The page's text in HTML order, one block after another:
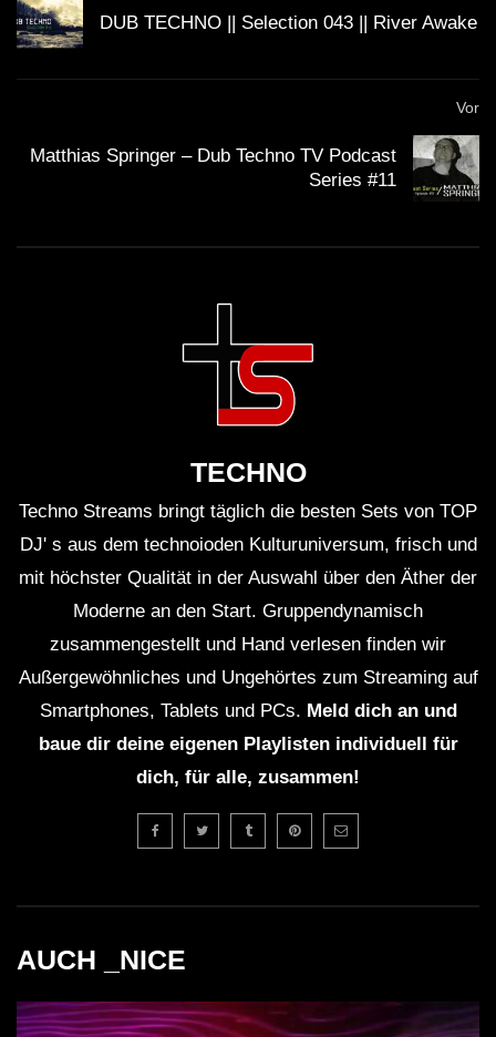
Groove Dub Techno Mix #9 | A Quiet
Spot in A Loud Room
Series #7
Dub Techno || Selection 076 ||
Retrofitted Future
By Klaüs.
Dub and Down tempo mix – BUMANI –
Muzaikfm 035
Dub Techno live jamming, rehearsal
14th October
ION – Dub Techno TV Podcast Series
#8 [2021]
DUB TECHNO || Selection 013 ||
DUB TECHNO || Selection 043 || River Awake
Vor
Matthias Springer – Dub Techno TV Podcast
Series #11
TECHNO
Techno Streams bringt täglich die besten Sets von TOP
DJ' s aus dem technoioden Kulturuniversum, frisch und
mit höchster Qualität in der Auswahl über den Äther der
Moderne an den Start. Gruppendynamisch
zusammengestellt und Hand verlesen finden wir
Außergewöhnliches und Ungehörtes zum Streaming auf
Smartphones, Tablets und PCs. Meld dich an und
baue dir deine eigenen Playlisten individuell für
dich, für alle, zusammen!
AUCH _NICE